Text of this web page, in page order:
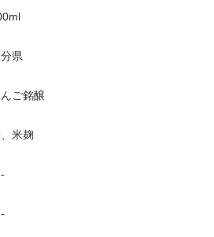
県
ご銘醸
米麹